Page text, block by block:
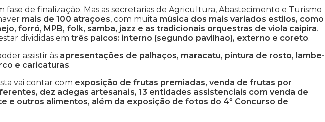
de finalização. Mas as secretarias de Agricultura, Abastecimento e Turismo
mais de 100 atrações, com muita música dos mais variados estilos, como
forró, MPB, folk, samba, jazz e as tradicionais orquestras de viola caipira.
divididas em três palcos: interno (segundo pavilhão), externo e coreto.
assistir às apresentações de palhaços, maracatu, pintura de rosto, lambe-
e caricaturas.
vai contar com exposição de frutas premiadas, venda de frutas por
dez adegas artesanais, 13 entidades assistenciais com venda de
e outros alimentos, além da exposição de fotos do 4º Concurso de